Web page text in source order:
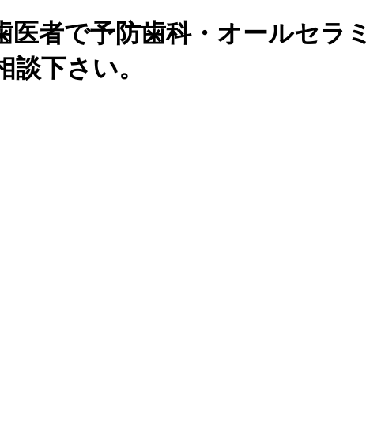
医者で予防歯科・オールセラミ
下さい。